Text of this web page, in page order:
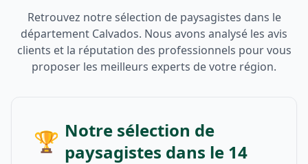
Retrouvez notre sélection de paysagistes dans le
département Calvados. Nous avons analysé les avis
clients et la réputation des professionnels pour vous
proposer les meilleurs experts de votre région.
🏆 Notre sélection de
paysagistes dans le 14